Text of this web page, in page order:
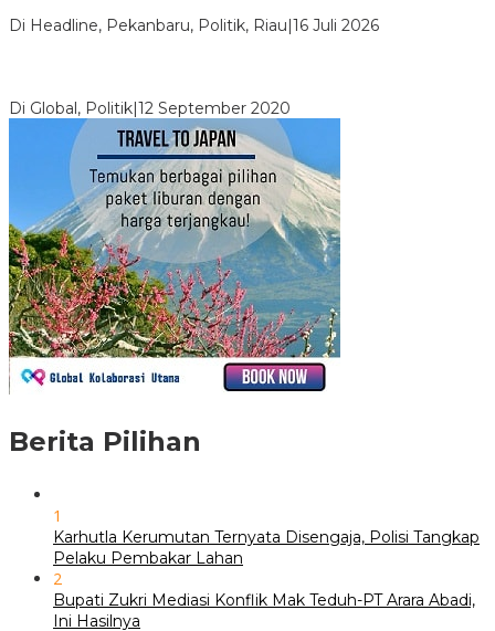
Di Headline, Pekanbaru, Politik, Riau|16 Juli 2026
Di Global, Politik|12 September 2020
Berita Pilihan
1
Karhutla Kerumutan Ternyata Disengaja, Polisi Tangkap
Pelaku Pembakar Lahan
2
Bupati Zukri Mediasi Konflik Mak Teduh-PT Arara Abadi,
Ini Hasilnya